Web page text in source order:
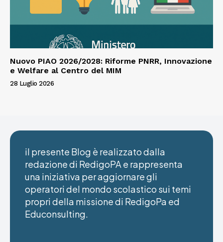
Nuovo PIAO 2026/2028: Riforme PNRR, Innovazione
e Welfare al Centro del MIM
28 Luglio 2026
il presente Blog è realizzato dalla
redazione di RedigoPA e rappresenta
una iniziativa per aggiornare gli
operatori del mondo scolastico sui temi
propri della missione di RedigoPa ed
Educonsulting.